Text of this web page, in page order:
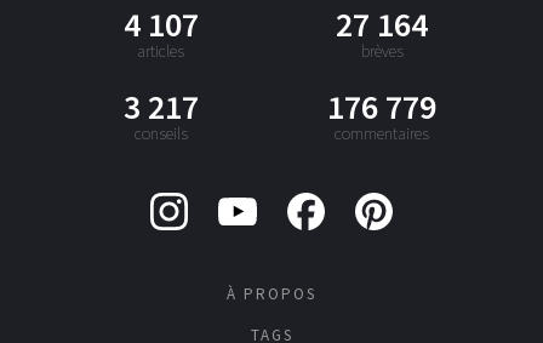
4 107
articles
27 164
brèves
3 217
conseils
176 779
commentaires
À PROPOS
TAGS